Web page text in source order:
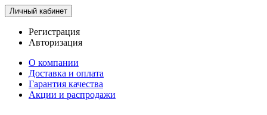
Личный кабинет
Регистрация
Авторизация
О компании
Доставка и оплата
Гарантия качества
Акции и распродажи